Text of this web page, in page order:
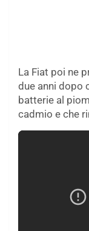
La Fiat poi ne
due anni dopo
batterie al
cadmio e che